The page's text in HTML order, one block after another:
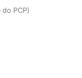
PCP)